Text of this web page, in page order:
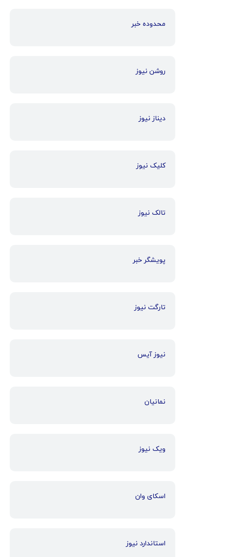
محدوده خبر
روشن نیوز
دیناز نیوز
کلیک نیوز
تالک نیوز
پویشگر خبر
تارگت نیوز
نیوز آیس
نمانیان
ویک نیوز
اسکای وان
استاندارد نیوز